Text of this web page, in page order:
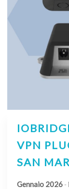
VPN
SAN
Gennaio 2026-